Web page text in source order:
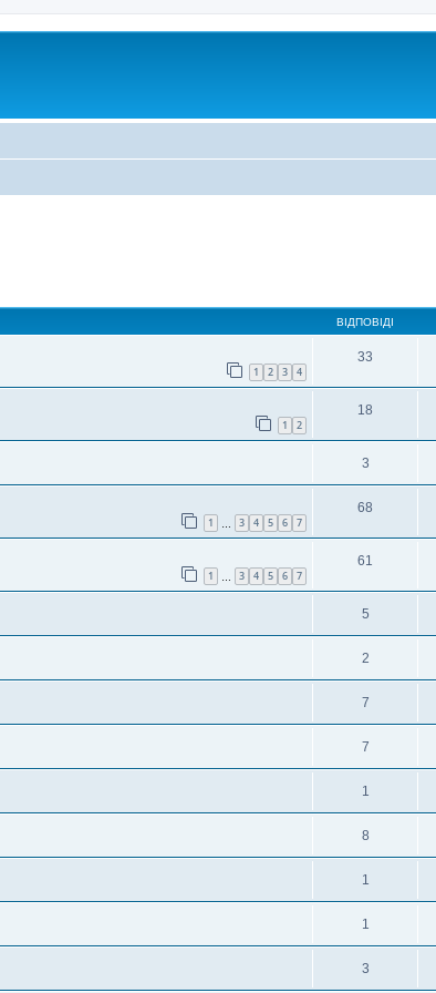
ВІДПОВІДІ
1 2 3 4
33
1 2
18
3
1 … 3 4 5 6 7
68
1 … 3 4 5 6 7
61
5
2
7
7
1
8
1
1
3